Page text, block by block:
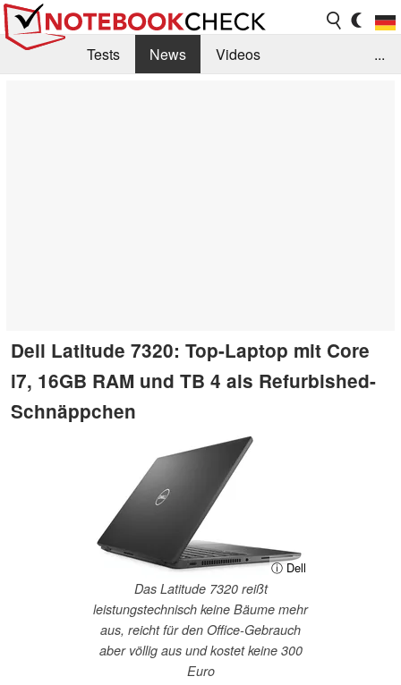
Tests News
Videos
...
Dell Latitude 7320: Top-Laptop mit Core
i7, 16GB RAM und TB 4 als Refurbished-
Schnäppchen
ⓘ Dell
Das Latitude 7320 reißt
leistungstechnisch keine Bäume mehr
aus, reicht für den Office-Gebrauch
aber völlig aus und kostet keine 300
Euro